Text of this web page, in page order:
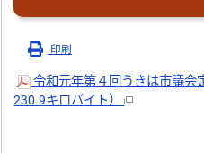
印刷
令和元年第４回うきは市議
230.9キロバイト）